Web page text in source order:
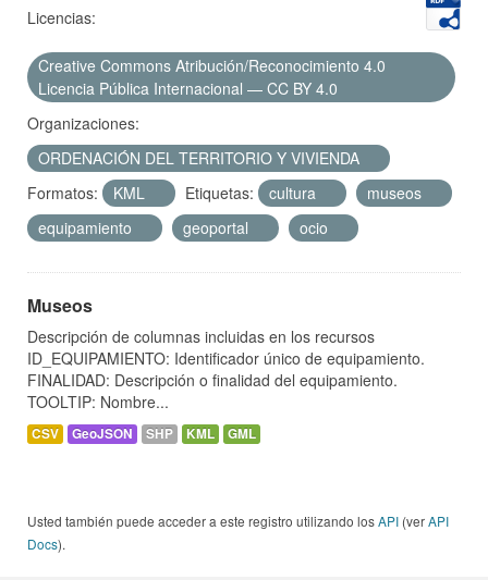
Licencias:
Creative Commons Atribución/Reconocimiento 4.0
Licencia Pública Internacional — CC BY 4.0
Organizaciones:
ORDENACIÓN DEL TERRITORIO Y VIVIENDA
Formatos:
KML Etiquetas: cultura
museos
equipamiento
geoportal ocio
Museos
Descripción de columnas incluidas en los recursos
ID_EQUIPAMIENTO: Identificador único de equipamiento.
FINALIDAD: Descripción o finalidad del equipamiento.
TOOLTIP: Nombre...
CSV GeoJSON SHP KML GML
Usted también puede acceder a este registro utilizando losAPI (verAPI
Docs).